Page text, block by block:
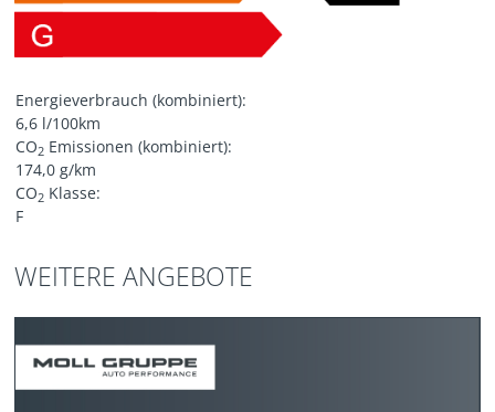
Energieverbrauch (kombiniert):
6,6 l/100km
CO2 Emissionen (kombiniert):
174,0 g/km
CO2 Klasse:
F
WEITERE ANGEBOTE